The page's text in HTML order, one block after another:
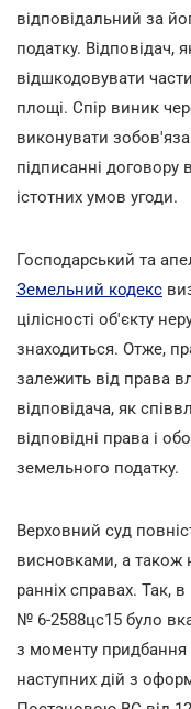
відповідальний за
податку. Відповідач,
відшкодовувати
площі. Спір виник
виконувати
підписанні
істотних умов угоди.
Господарський та
Земельний кодекс
цілісності об'єкту
знаходиться. Отже,
залежить від права
відповідача, як
відповідні права і
земельного податку.
Верховний суд
висновками, а також
ранніх справах. Так,
№ 6-2588цс15 було
з моменту придбання
наступних дій з